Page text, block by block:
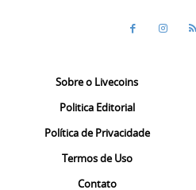
Sobre o Livecoins
Politica Editorial
Política de Privacidade
Termos de Uso
Contato